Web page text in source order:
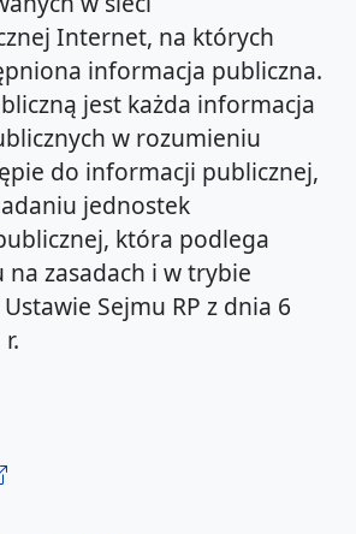
Internet, na których
informacja publiczna.
jest każda informacja
w rozumieniu
do informacji publicznej,
jednostek
która podlega
zasadach i w trybie
Sejmu RP z dnia 6